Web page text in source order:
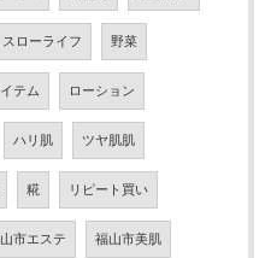
スローライフ 野菜
テム ローション
ハリ肌 ツヤ肌肌
糀 リピート買い
市エステ 福山市美肌